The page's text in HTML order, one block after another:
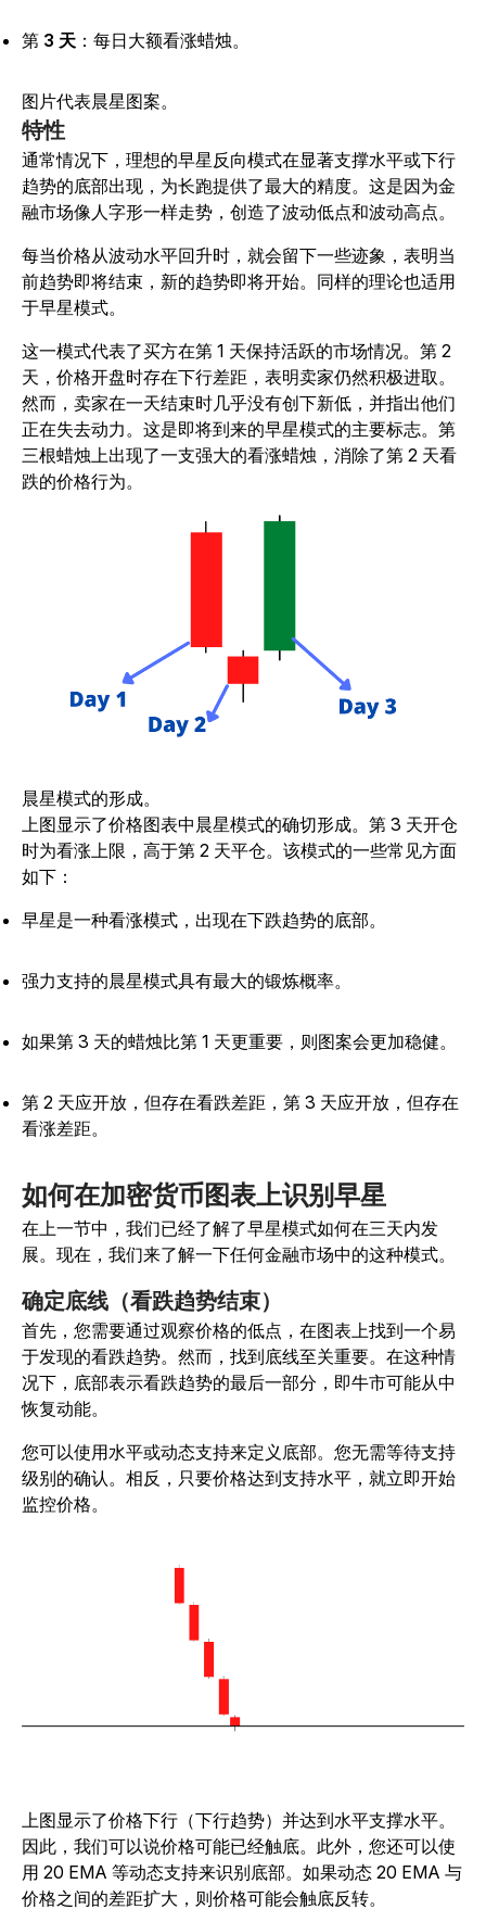
第 3 天 ：每日大额看涨蜡烛。
图片代表晨星图案。
特性
通常情况下，理想的早星反向模式在显著支撑水平或下行
趋势的底部出现，为长跑提供了最大的精度。这是因为金
融市场像人字形一样走势，创造了波动低点和波动高点。
每当价格从波动水平回升时，就会留下一些迹象，表明当
前趋势即将结束，新的趋势即将开始。同样的理论也适用
于早星模式。
这一模式代表了买方在第 1 天保持活跃的市场情况。第 2
天，价格开盘时存在下行差距，表明卖家仍然积极进取。
然而，卖家在一天结束时几乎没有创下新低，并指出他们
正在失去动力。这是即将到来的早星模式的主要标志。第
三根蜡烛上出现了一支强大的看涨蜡烛，消除了第 2 天看
跌的价格行为。
晨星模式的形成。
上图显示了价格图表中晨星模式的确切形成。第 3 天开仓
时为看涨上限，高于第 2 天平仓。该模式的一些常见方面
如下：
早星是一种看涨模式，出现在下跌趋势的底部。
强力支持的晨星模式具有最大的锻炼概率。
如果第 3 天的蜡烛比第 1 天更重要，则图案会更加稳健。
第 2 天应开放，但存在看跌差距，第 3 天应开放，但存在
看涨差距。
如何在加密货币图表上识别早星
在上一节中，我们已经了解了早星模式如何在三天内发
展。现在，我们来了解一下任何金融市场中的这种模式。
确定底线（看跌趋势结束）
首先，您需要通过观察价格的低点，在图表上找到一个易
于发现的看跌趋势。然而，找到底线至关重要。在这种情
况下，底部表示看跌趋势的最后一部分，即牛市可能从中
恢复动能。
您可以使用水平或动态支持来定义底部。您无需等待支持
级别的确认。相反，只要价格达到支持水平，就立即开始
监控价格。
上图显示了价格下行（下行趋势）并达到水平支撑水平。
因此，我们可以说价格可能已经触底。此外，您还可以使
用 20 EMA 等动态支持来识别底部。如果动态 20 EMA 与
价格之间的差距扩大，则价格可能会触底反转。